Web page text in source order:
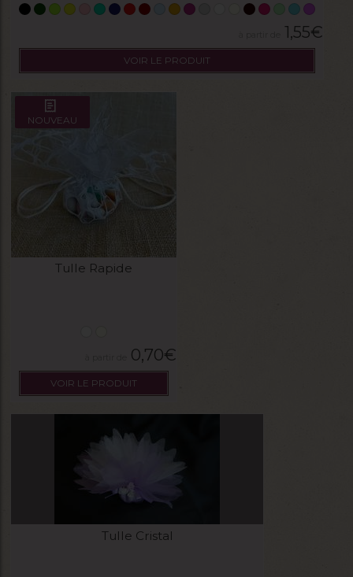
1,55€
VOIR LE PRODUIT
NOUVEAU
Tulle Rapide
0,70€
VOIR LE PRODUIT
Tulle Cristal